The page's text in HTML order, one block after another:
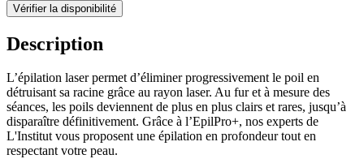
Vérifier la disponibilité
Description
L’épilation laser permet d’éliminer progressivement le poil en
détruisant sa racine grâce au rayon laser. Au fur et à mesure des
séances, les poils deviennent de plus en plus clairs et rares, jusqu’à
disparaître définitivement. Grâce à l’EpilPro+, nos experts de
L'Institut vous proposent une épilation en profondeur tout en
respectant votre peau.